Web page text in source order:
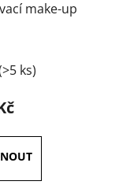
make-up
ks)